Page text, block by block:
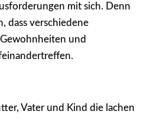
mit sich. Denn
dass verschiedene
und